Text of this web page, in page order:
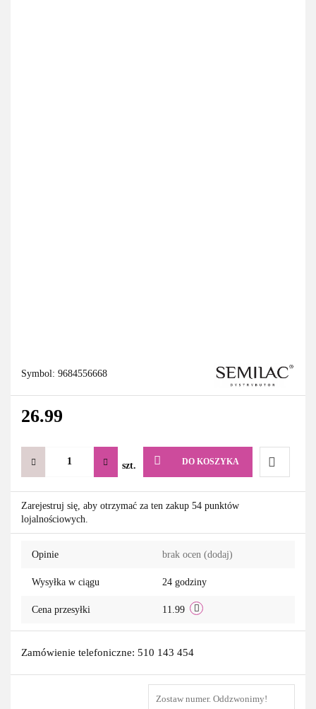
Symbol: 9684556668
26.99
szt. DO KOSZYKA
Do
Zarejestruj się, aby otrzymać za ten zakup 54 punktów
lojalnościowych.
Opinie brak ocen (dodaj)
Wysyłka w ciągu 24 godziny
Cena przesyłki 11.99
Zamówienie telefoniczne: 510 143 454